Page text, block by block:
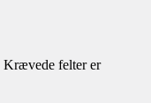
Krævede felter er